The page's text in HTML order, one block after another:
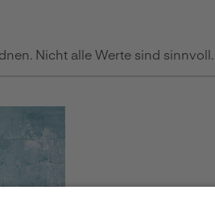
Nicht alle Werte sind sinnvoll.